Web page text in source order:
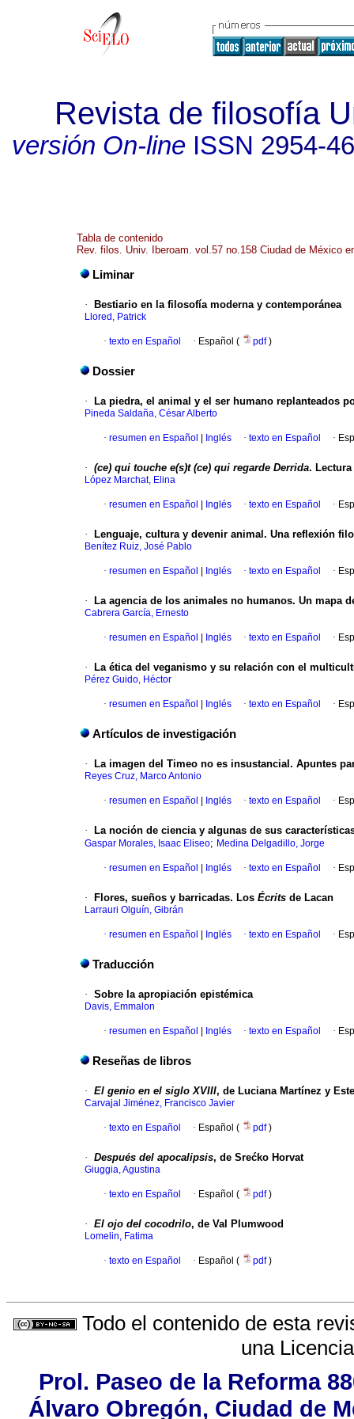
Revista de filosofía
versión On-lineISSN 2954-
Tabla de contenido
Rev. filos. Univ. Iberoam. vol.57 no.158 Ciudad de México
Liminar
· Bestiario en la filosofía moderna y contemporánea
Llored, Patrick
· texto en Español · Español ( pdf)
Dossier
· La piedra, el animal y el ser humano replanteados
Pineda Saldaña, César Alberto
· resumen en Español Inglés · texto en Español ·
· (ce) qui touche e(s)t (ce) qui regarde Derrida. Lectura
López Marchat, Elina
· resumen en Español Inglés · texto en Español ·
· Lenguaje, cultura y devenir animal. Una reflexión
Benítez Ruiz, José Pablo
· resumen en Español Inglés · texto en Español ·
· La agencia de los animales no humanos. Un mapa
Cabrera García, Ernesto
· resumen en Español Inglés · texto en Español ·
· La ética del veganismo y su relación con el
Pérez Guido, Héctor
· resumen en Español Inglés · texto en Español ·
Artículos de investigación
· La imagen del Timeo no es insustancial. Apuntes
Reyes Cruz, Marco Antonio
· resumen en Español Inglés · texto en Español ·
· La noción de ciencia y algunas de sus
Gaspar Morales, Isaac Eliseo; Medina Delgadillo, Jorge
· resumen en Español Inglés · texto en Español ·
· Flores, sueños y barricadas. Los Écrits de Lacan
Larrauri Olguín, Gibrán
· resumen en Español Inglés · texto en Español ·
Traducción
· Sobre la apropiación epistémica
Davis, Emmalon
· resumen en Español Inglés · texto en Español ·
Reseñas de libros
· El genio en el siglo XVIII, de Luciana Martínez y
Carvajal Jiménez, Francisco Javier
· texto en Español · Español ( pdf)
· Después del apocalipsis, de Srećko Horvat
Giuggia, Agustina
· texto en Español · Español ( pdf)
· El ojo del cocodrilo, de Val Plumwood
Lomelin, Fatima
· texto en Español · Español ( pdf)
Todo el contenido de esta
una
Prol. Paseo de la Reforma
Álvaro Obregón, Ciudad de